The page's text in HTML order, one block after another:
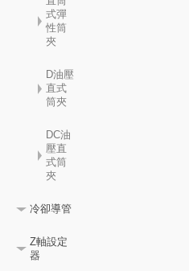
式彈
性筒
夾
D油壓
直式
筒夾
DC油
壓直
式筒
夾
冷卻導管
Z軸設定
器